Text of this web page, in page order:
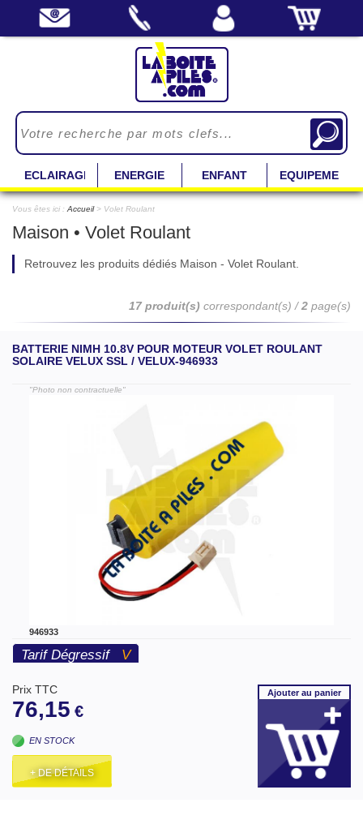
ECLAIRAGE ENERGIE ENFANT EQUIPEMENT
Vous êtes ici : Accueil> Volet Roulant
Maison • Volet Roulant
Retrouvez les produits dédiés Maison - Volet Roulant.
17 produit(s) correspondant(s) /2 page(s)
BATTERIE NIMH 10.8V POUR MOTEUR VOLET ROULANT
SOLAIRE VELUX SSL / VELUX-946933
"Photo non contractuelle"
946933
Tarif Dégressif V
Prix TTC
76,15 €
EN STOCK
+ DE DÉTAILS
Ajouterau panier